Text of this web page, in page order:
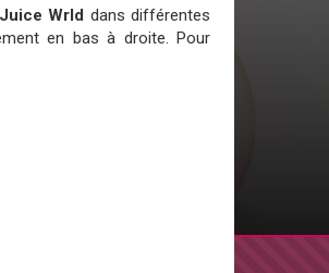
Wrld dans différentes
en bas à droite. Pour